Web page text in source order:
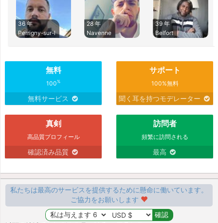
36 年
Perrigny-sur-l
28 年
Navenne
39 年
Belfort
無料
100%
無料サービス
サポート
100%無料
聞く耳を持つモデレーター
真剣
高品質プロフィール
確認済み品質
訪問者
頻繁に訪問される
最高
私たちは最高のサービスを提供するために懸命に働いています。
ご協力をお願いします